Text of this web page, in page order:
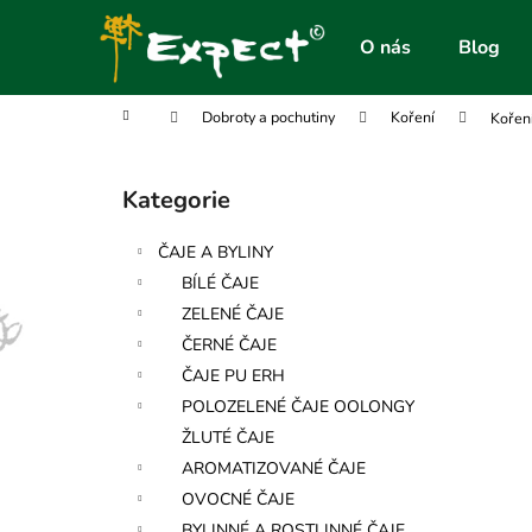
O nás Blog
Domů Dobroty a pochutiny Koření
Přeskočit
kategorie
Kategorie
ČAJE A BYLINY
BÍLÉ ČAJE
ZELENÉ ČAJE
ČERNÉ ČAJE
ČAJE PU ERH
POLOZELENÉ ČAJE OOLONGY
ŽLUTÉ ČAJE
AROMATIZOVANÉ ČAJE
OVOCNÉ ČAJE
í
Zpět
do
Zpět
do